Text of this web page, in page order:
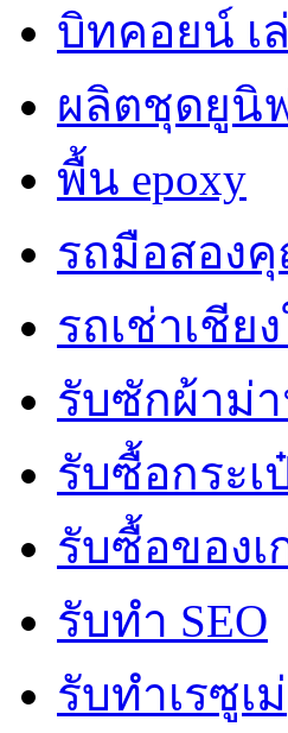
บิทคอยน์ เ
ผลิตชุดยูนิ
พื้น epoxy
รถมือสอง
รถเช่าเชีย
รับซักผ้าม่
รับซื้อกระ
รับซื้อของเ
รับทำ SEO
รับทำเรซูเม่